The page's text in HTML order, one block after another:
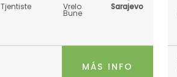
Tjentiste
Vrelo
Bune
Sarajevo
MÁS INFO